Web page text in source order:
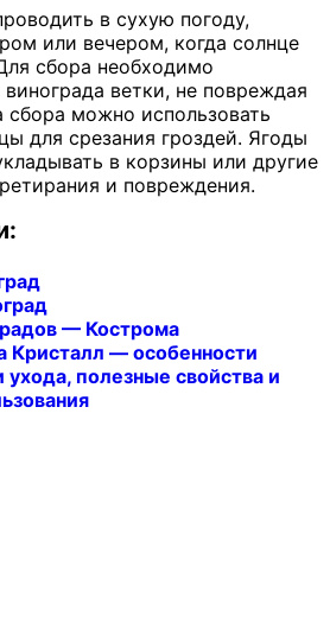
в сухую погоду,
или вечером, когда солнце
сбора необходимо
ветки, не повреждая
сбора можно использовать
для срезания гроздей. Ягоды
в корзины или другие
и повреждения.
— Кострома
Кристалл — особенности
полезные свойства и